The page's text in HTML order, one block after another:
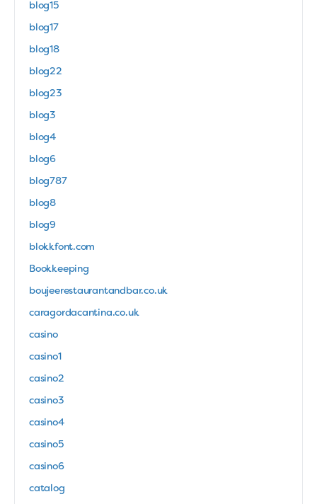
blog15
blog17
blog18
blog22
blog23
blog3
blog4
blog6
blog787
blog8
blog9
blokkfont.com
Bookkeeping
boujeerestaurantandbar.co.uk
caragordacantina.co.uk
casino
casino1
casino2
casino3
casino4
casino5
casino6
catalog